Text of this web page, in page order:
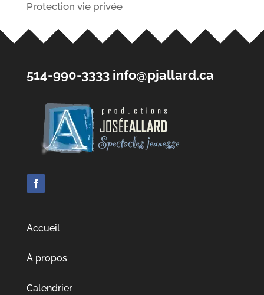
Protection vie privée
514-990-3333 info@pjallard.ca
Accueil
À propos
Calendrier